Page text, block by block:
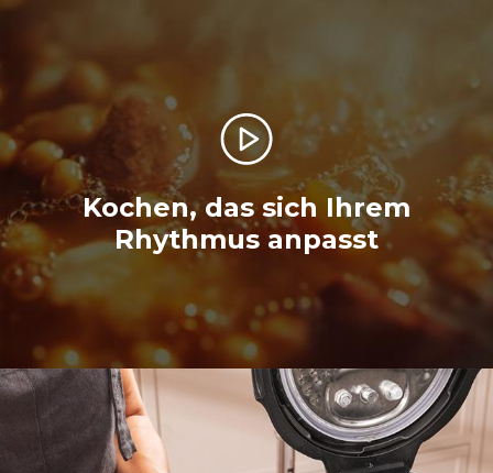
Kochen, das sich Ihrem
Rhythmus anpasst